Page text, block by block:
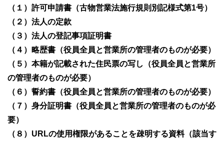
（１）許可申請書（古物営業法施行規則別記様式第1号）
（２）法人の定款
（３）法人の登記事項証明書
（４）略歴書（役員全員と営業所の管理者のものが必要）
（５）本籍が記載された住民票の写し（役員全員と営業所
の管理者のものが必要）
（６）誓約書（役員全員と営業所の管理者のものが必要）
（７）身分証明書（役員全員と営業所の管理者のものが必
要）
（８）URLの使用権限があることを疎明する資料（該当す